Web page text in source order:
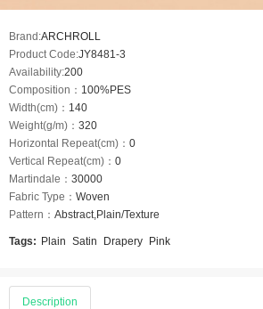
Brand:ARCHROLL
Product Code:JY8481-3
Availability:200
Composition： 100%PES
Width(cm)： 140
Weight(g/m)： 320
Horizontal Repeat(cm)： 0
Vertical Repeat(cm)： 0
Martindale： 30000
Fabric Type： Woven
Pattern： Abstract,Plain/Texture
Tags: Plain Satin Drapery Pink
Description